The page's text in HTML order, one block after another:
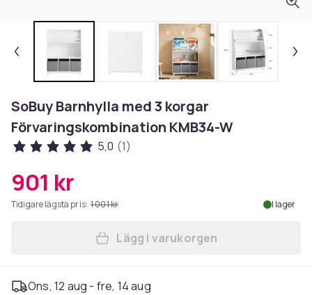
SoBuy Barnhylla med 3 korgar
Förvaringskombination KMB34-W
5,0 (1)
901 kr
Tidigare lägsta pris: 1 001 kr I lager
Lägg till SoBuy Barnhylla
Lägg i varukorgen
Ons, 12 aug - fre, 14 aug